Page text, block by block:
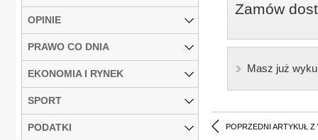
Zamów
Masz już
POPRZEDNI ARTYKUŁ Z
OPINIE
PRAWO CO DNIA
EKONOMIA I RYNEK
SPORT
PODATKI